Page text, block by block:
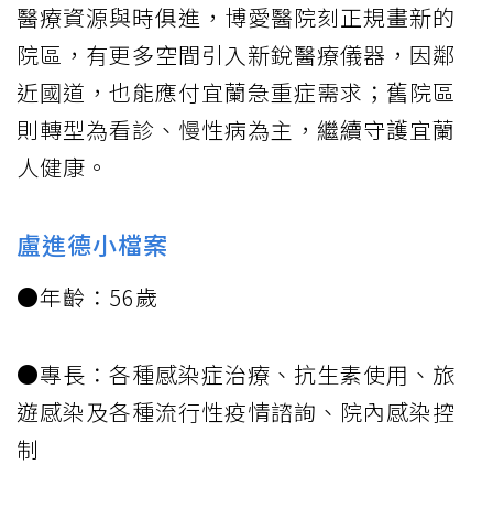
醫療資源與時俱進，博愛醫院刻正規畫新的
院區，有更多空間引入新銳醫療儀器，因鄰
近國道，也能應付宜蘭急重症需求；舊院區
則轉型為看診、慢性病為主，繼續守護宜蘭
人健康。
盧進德小檔案
●年齡：56歲
●專長：各種感染症治療、抗生素使用、旅
遊感染及各種流行性疫情諮詢、院內感染控
制